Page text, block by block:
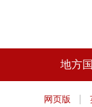
地方
网页版 |